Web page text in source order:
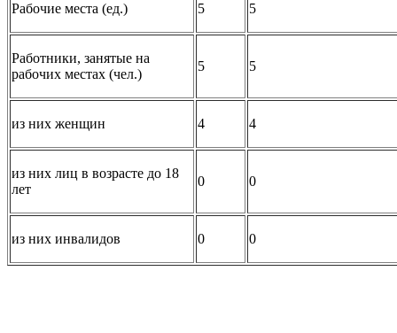
Рабочие места (ед.) 5 5
Работники, занятые на
рабочих местах (чел.)
5 5
из них женщин 4 4
из них лиц в возрасте до 18
лет
0 0
из них инвалидов 0 0